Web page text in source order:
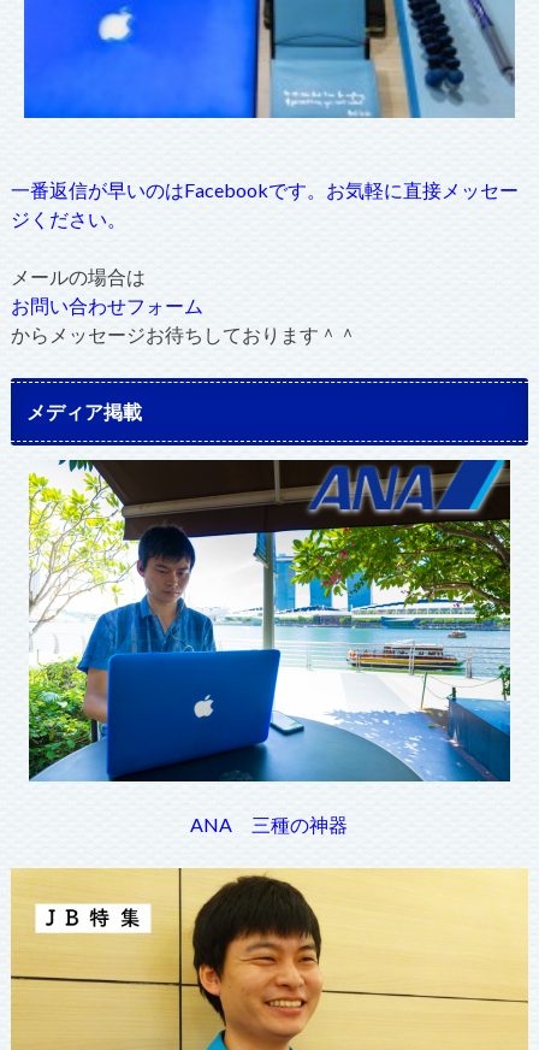
一番返信が早いのはFacebookです。お気軽に直接メッセー
ジください。
メールの場合は
お問い合わせフォーム
からメッセージお待ちしております＾＾
メディア掲載
ANA 三種の神器